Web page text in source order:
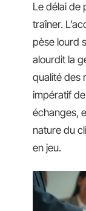
Le délai de
traîner.
pèse lourd
alourdit la
qualité des
impératif
échanges,
nature du
en jeu.